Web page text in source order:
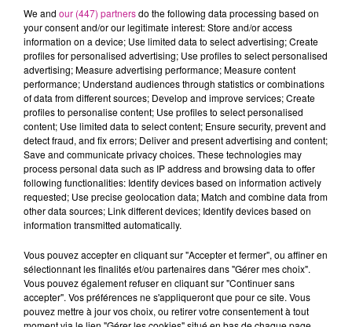
Katy Perry et Justin Trudeau avaient déjà éveillé les
soupçonsau mois de juillet lors d’un dîner en tête-à-tête à
Montréal. Deux jours plus tard, l’homme politique de 53 ans
avait assisté au concert Lifetimes Tour dans la ville
canadienne.Cette fois, le Mail on Sundaya publié des
photos de Katy Perry et Justin Trudeau sur le yacht de la
chanteuse au large de Santa Barbara, en Californie. On y voit
la pop star et l’ancien premier ministre du Canada enlacés et
s’embrassant.
La star de 40 anss’est séparée d’Orlando Bloom en
juin,tandis que l’homme politique a mis fin à ses 18 ans de
mariage avec Sophie Grégoire en 2023.
TITRES DIFFUSÉS Voir plus
19h57
19h57 19h53
19h53 19h50
19h50
We and our (447) partnersdo the following data processing based on
your consent and/or our legitimate interest: Store and/or access
information on a device; Use limited data to select advertising; Create
profiles for personalised advertising; Use profiles to select personalised
advertising; Measure advertising performance; Measure content
performance; Understand audiences through statistics or combinations
of data from different sources; Develop and improve services; Create
profiles to personalise content; Use profiles to select personalised
content; Use limited data to select content; Ensure security, prevent and
detect fraud, and fix errors; Deliver and present advertising and content;
Save and communicate privacy choices. These technologies may
process personal data such as IP address and browsing data to offer
following functionalities: Identify devices based on information actively
requested; Use precise geolocation data; Match and combine data from
other data sources; Link different devices; Identify devices based on
information transmitted automatically.
Vous pouvez accepter en cliquant sur "Accepter et fermer", ou affiner en
sélectionnant les finalités et/ou partenaires dans "Gérer mes choix".
Vous pouvez également refuser en cliquant sur "Continuer sans
accepter". Vos préférences ne s'appliqueront que pour ce site. Vous
pouvez mettre à jour vos choix, ou retirer votre consentement à tout